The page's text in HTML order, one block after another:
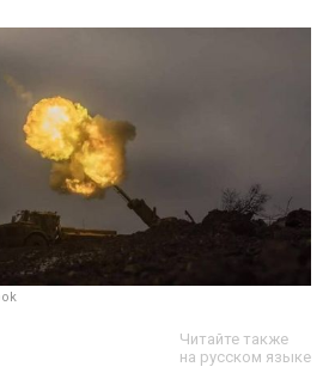
Читайте также
на русском языке